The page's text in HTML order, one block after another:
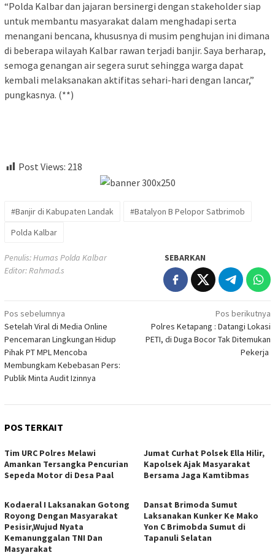
“Polda Kalbar dan jajaran bersinergi dengan stakeholder siap
untuk membantu masyarakat dalam menghadapi serta
menangani bencana, khususnya di musim penghujan ini dimana
di beberapa wilayah Kalbar rawan terjadi banjir. Saya berharap,
semoga genangan air segera surut sehingga warga dapat
kembali melaksanakan aktifitas sehari-hari dengan lancar,”
pungkasnya. (**)
Post Views: 218
#Banjir di Kabupaten Landak
#Batalyon B Pelopor Satbrimob
Polda Kalbar
Penulis: Humas Polda Kalbar
Editor: Rahmad.s
SEBARKAN
Navigasi
pos
Pos sebelumnya
Setelah Viral di Media Online
Pencemaran Lingkungan Hidup
Pihak PT MPL Mencoba
Membungkam Kebebasan Pers:
Publik Minta Audit Izinnya
Pos berikutnya
Polres Ketapang : Datangi Lokasi
PETI, di Duga Bocor Tak Ditemukan
Pekerja
POS TERKAIT
Tim URC Polres Melawi
Amankan Tersangka Pencurian
Sepeda Motor di Desa Paal
Jumat Curhat Polsek Ella Hilir,
Kapolsek Ajak Masyarakat
Bersama Jaga Kamtibmas
Kodaeral I Laksanakan Gotong
Royong Dengan Masyarakat
Pesisir,Wujud Nyata
Kemanunggalan TNI Dan
Masyarakat
Dansat Brimoda Sumut
Laksanakan Kunker Ke Mako
Yon C Brimobda Sumut di
Tapanuli Selatan